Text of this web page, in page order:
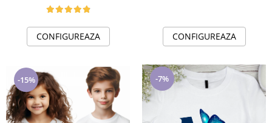
CONFIGUREAZA CONFIGUREAZA
-15% -7%